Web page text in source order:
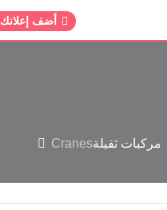
أضف إعلانك
مركبات ثقيلةCranes